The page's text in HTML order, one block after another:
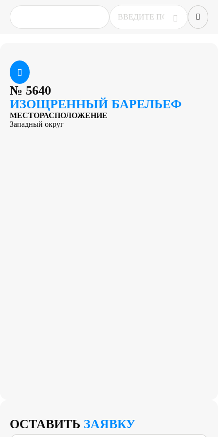
№ 5640
ИЗОЩРЕННЫЙ БАРЕЛЬЕФ
МЕСТОРАСПОЛОЖЕНИЕ
Западный округ
ОСТАВИТЬ ЗАЯВКУ